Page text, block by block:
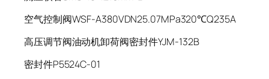
空气控制阀WSF-A380VDN25.07MPa320℃Q235A
高压调节阀油动机卸荷阀密封件YJM-132B
密封件P5524C-01